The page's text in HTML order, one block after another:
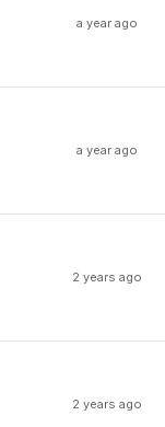
a year ago
a year ago
2 years ago
2 years ago